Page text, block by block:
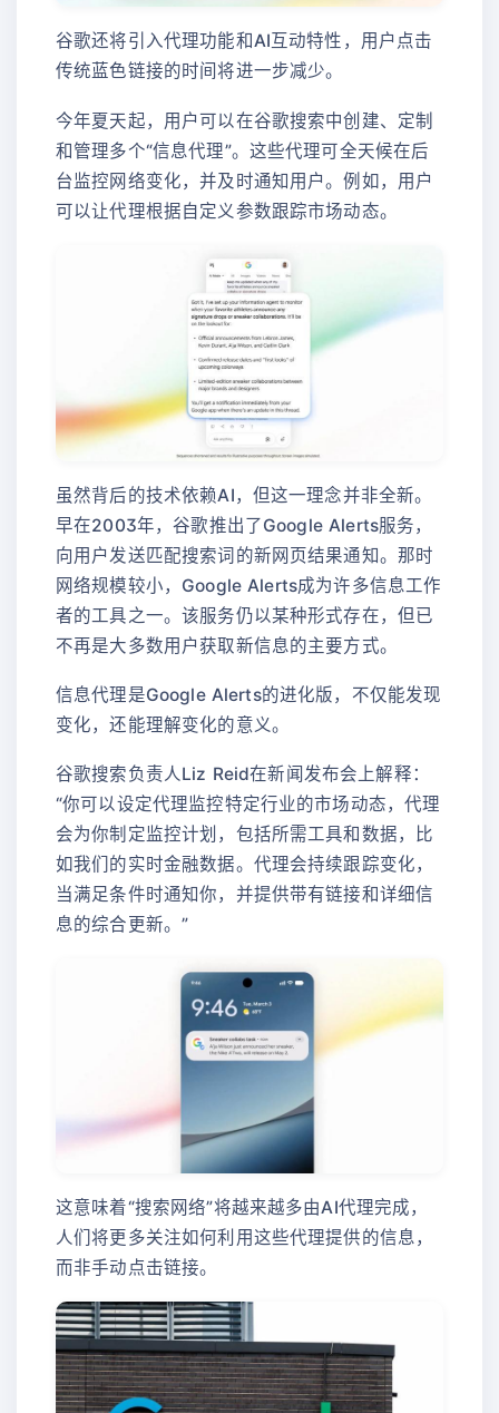
谷歌还将引入代理功能和AI互动特性，用户点击
传统蓝色链接的时间将进一步减少。
今年夏天起，用户可以在谷歌搜索中创建、定制
和管理多个“信息代理”。这些代理可全天候在后
台监控网络变化，并及时通知用户。例如，用户
可以让代理根据自定义参数跟踪市场动态。
虽然背后的技术依赖AI，但这一理念并非全新。
早在2003年，谷歌推出了Google Alerts服务，
向用户发送匹配搜索词的新网页结果通知。那时
网络规模较小，Google Alerts成为许多信息工作
者的工具之一。该服务仍以某种形式存在，但已
不再是大多数用户获取新信息的主要方式。
信息代理是Google Alerts的进化版，不仅能发现
变化，还能理解变化的意义。
谷歌搜索负责人Liz Reid在新闻发布会上解释：
“你可以设定代理监控特定行业的市场动态，代理
会为你制定监控计划，包括所需工具和数据，比
如我们的实时金融数据。代理会持续跟踪变化，
当满足条件时通知你，并提供带有链接和详细信
息的综合更新。”
这意味着“搜索网络”将越来越多由AI代理完成，
人们将更多关注如何利用这些代理提供的信息，
而非手动点击链接。